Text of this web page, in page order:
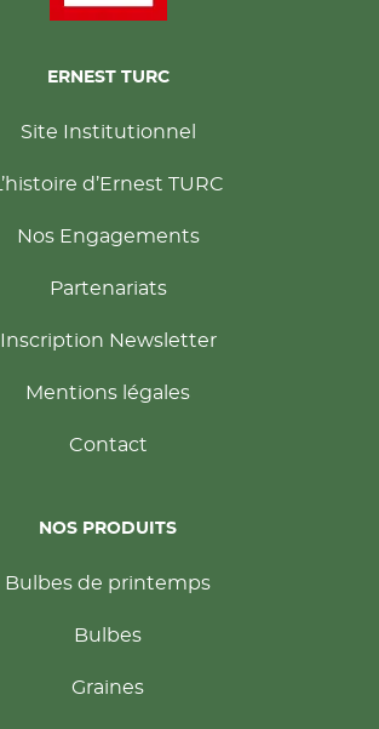
ERNEST TURC
Site Institutionnel
L’histoire d’Ernest TURC
Nos Engagements
Partenariats
Inscription Newsletter
Mentions légales
Contact
NOS PRODUITS
Bulbes de printemps
Bulbes
Graines